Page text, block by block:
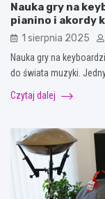
Nauka gry na
pianino i akordy
1 sierpnia 2025
Nauka gry na
do świata muzyki.
Czytaj dalej